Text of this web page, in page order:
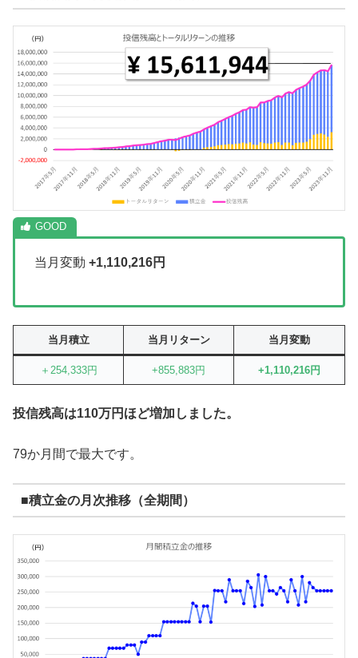
当月変動 +1,110,216円
当月積立 当月リターン 当月変動
＋254,333円 +855,883円 +1,110,216円
投信残高は110万円ほど増加しました。
79か月間で最大です。
■積立金の月次推移（全期間）